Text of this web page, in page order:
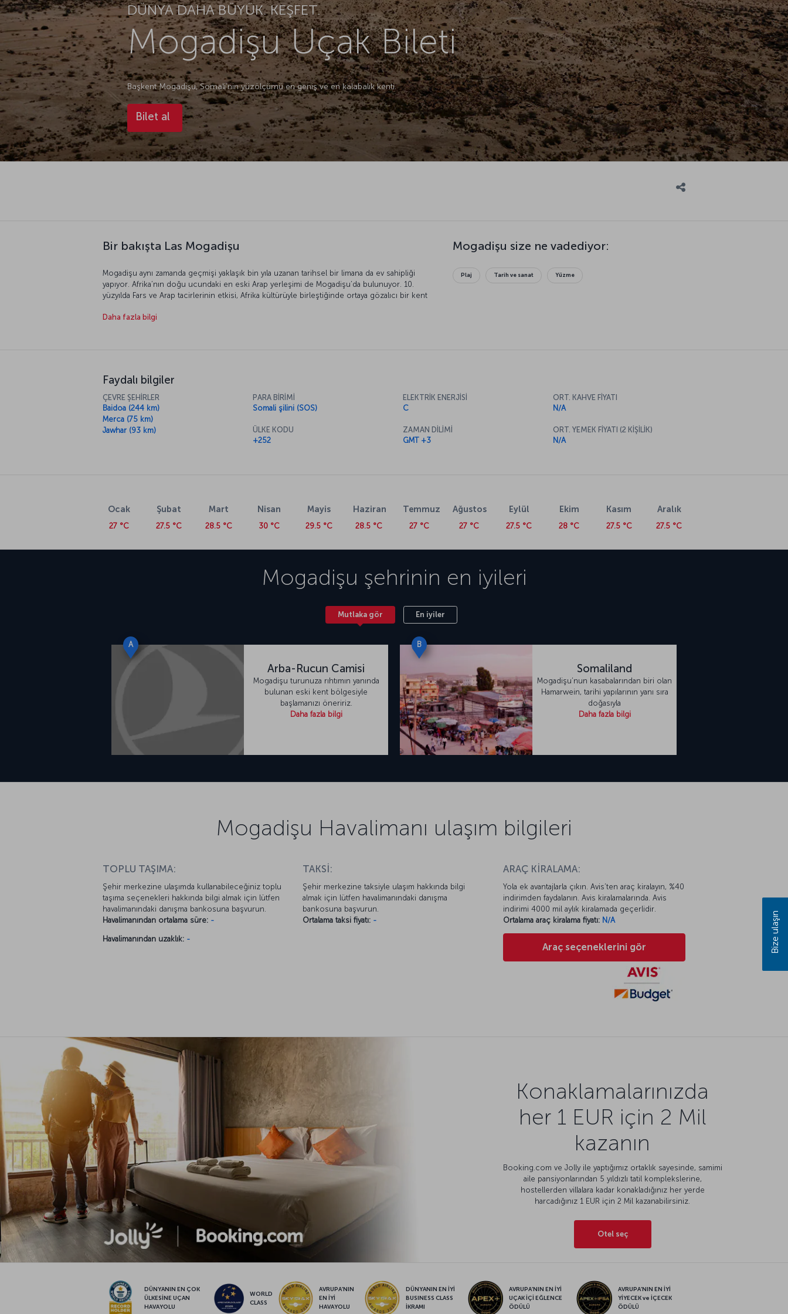
DÜNYA DAHA BÜYÜK. KEŞFET.
Mogadişu Uçak Bileti
Başkent Mogadişu, Somali’nin yüzölçümü en geniş ve en kalabalık kenti.
Bilet al
Bir bakışta Las Mogadişu
Mogadişu aynı zamanda geçmişi yaklaşık bin yıla uzanan tarihsel bir limana da ev sahipliği
yapıyor. Afrika’nın doğu ucundaki en eski Arap yerleşimi de Mogadişu’da bulunuyor. 10.
yüzyılda Fars ve Arap tacirlerinin etkisi, Afrika kültürüyle birleştiğinde ortaya gözalıcı bir kent
Mogadişu’yu daha yakından tanıyalım.
Daha fazla bilgi
Mogadişu size ne vadediyor:
Plaj Tarih ve sanat Yüzme
Faydalı bilgiler
ÇEVRE ŞEHİRLER
Baidoa (244 km)
Merca (75 km)
Jawhar (93 km)
PARA BİRİMİ
Somali şilini (SOS)
ÜLKE KODU
+252
ELEKTRİK ENERJİSİ
C
ZAMAN DİLİMİ
GMT +3
ORT. KAHVE FİYATI
N/A
ORT. YEMEK FİYATI (2 KİŞİLİK)
N/A
Ocak
27 °C
Şubat
27.5 °C
Mart
28.5 °C
Nisan
30 °C
Mayis
29.5 °C
Haziran
28.5 °C
Temmuz
27 °C
Ağustos
27 °C
Eylül
27.5 °C
Ekim
28 °C
Kasım
27.5 °C
Aralık
27.5 °C
Mogadişu şehrinin en iyileri
Mutlaka gör En iyiler
A
Arba-Rucun Camisi
Mogadişu turunuza rıhtımın yanında
bulunan eski kent bölgesiyle
başlamanızı öneririz.
Daha fazla bilgi
B
Somaliland
Mogadişu’nun kasabalarından biri olan
Hamarwein, tarihi yapılarının yanı sıra
doğasıyla
Daha fazla bilgi
Mogadişu Havalimanı ulaşım bilgileri
TOPLU TAŞIMA:
Şehir merkezine ulaşımda kullanabileceğiniz toplu
taşıma seçenekleri hakkında bilgi almak için lütfen
havalimanındaki danışma bankosuna başvurun.
Havalimanından ortalama süre: -
Havalimanından uzaklık: -
TAKSİ:
Şehir merkezine taksiyle ulaşım hakkında bilgi
almak için lütfen havalimanındaki danışma
bankosuna başvurun.
Ortalama taksi fiyatı: -
ARAÇ KİRALAMA:
Yola ek avantajlarla çıkın. Avis’ten araç kiralayın, %40
indirimden faydalanın. Avis kiralamalarında. Avis
indirimi 4000 mil aylık kiralamada geçerlidir.
Ortalama araç kiralama fiyatı: N/A
Araç seçeneklerini gör
Konaklamalarınızda
her 1 EUR için 2 Mil
kazanın
Booking.com ve Jolly ile yaptığımız ortaklık sayesinde, samimi
aile pansiyonlarından 5 yıldızlı tatil komplekslerine,
hostellerden villalara kadar konakladığınız her yerde
harcadığınız 1 EUR için 2 Mil kazanabilirsiniz.
Otel seç
DÜNYANIN EN ÇOK
ÜLKESİNE UÇAN
HAVAYOLU
WORLD
CLASS
AVRUPA’NIN
EN İYİ
HAVAYOLU
DÜNYANIN EN İYİ
BUSINESS CLASS
İKRAMI
AVRUPA’NIN EN İYİ
UÇAK İÇİ EĞLENCE
ÖDÜLÜ
AVRUPA’NIN EN İYİ
YİYECEK ve İÇECEK
ÖDÜLÜ
Bize ulaşın